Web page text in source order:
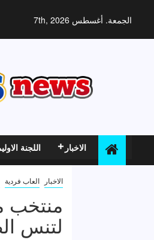
الجمعة. أغسطس 7th, 2026
الاخبار اللجنة
الاخبار العاب فردية
لتنس